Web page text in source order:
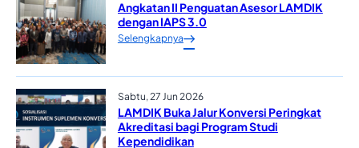
Angkatan II Penguatan Asesor LAMDIK
dengan IAPS 3.0
Selengkapnya
Sabtu, 27 Jun 2026
LAMDIK Buka Jalur Konversi Peringkat
Akreditasi bagi Program Studi
Kependidikan